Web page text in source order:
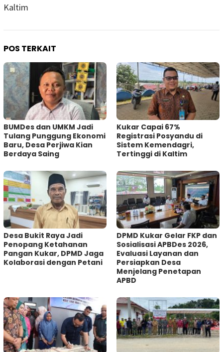
Kaltim
POS TERKAIT
BUMDes dan UMKM Jadi
Tulang Punggung Ekonomi
Baru, Desa Perjiwa Kian
Berdaya Saing
Kukar Capai 67%
Registrasi Posyandu di
Sistem Kemendagri,
Tertinggi di Kaltim
Desa Bukit Raya Jadi
Penopang Ketahanan
Pangan Kukar, DPMD Jaga
Kolaborasi dengan Petani
DPMD Kukar Gelar FKP dan
Sosialisasi APBDes 2026,
Evaluasi Layanan dan
Persiapkan Desa
Menjelang Penetapan
APBD